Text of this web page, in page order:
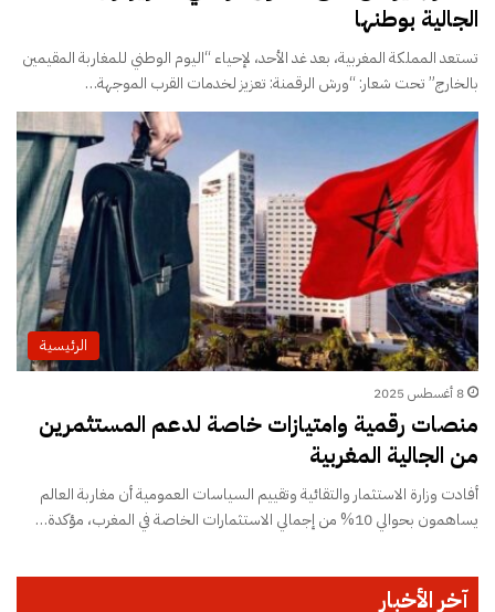
الجالية بوطنها
تستعد المملكة المغربية، بعد غد الأحد، لإحياء “اليوم الوطني للمغاربة المقيمين
بالخارج” تحت شعار: “ورش الرقمنة: تعزيز لخدمات القرب الموجهة…
الرئيسية
8 أغسطس 2025
منصات رقمية وامتيازات خاصة لدعم المستثمرين
من الجالية المغربية
أفادت وزارة الاستثمار والتقائية وتقييم السياسات العمومية أن مغاربة العالم
يساهمون بحوالي 10% من إجمالي الاستثمارات الخاصة في المغرب، مؤكدة…
آخر الأخبار